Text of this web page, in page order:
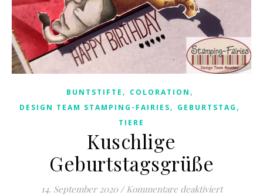
BUNTSTIFTE , COLORATION ,
DESIGN TEAM STAMPING-FAIRIES, GEBURTSTAG ,
TIERE
Kuschlige
Geburtstagsgrüße
14. September 2020 / Kommentare deaktiviertfür